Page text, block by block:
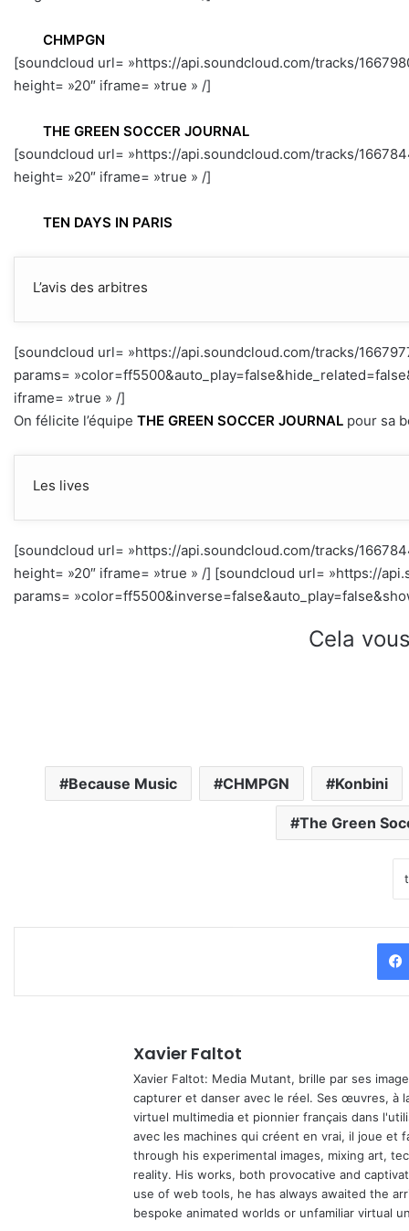
CHMPGN
[soundcloud url= »https://api.soundcloud.com/tracks/
height= »20″ iframe= »true » /]
THE GREEN SOCCER JOURNAL
[soundcloud url= »https://api.soundcloud.com/tracks/
height= »20″ iframe= »true » /]
TEN DAYS IN PARIS
L’avis des arbitres
[soundcloud url= »https://api.soundcloud.com/tracks/
params=
iframe= »true » /]
On félicite l’équipe THE GREEN SOCCER JOURNAL pour sa
Les lives
[soundcloud url= »https://api.soundcloud.com/tracks/
height= »20″ iframe= »true » /] [soundcloud url= »https://
params=
Cela
Because Music CHMPGN Konbini
The Green
Xavier Faltot
Xavier Faltot: Media Mutant, brille par ses
capturer et danser avec le réel. Ses œuvres, à
virtuel multimedia et pionnier français dans
avec les machines qui créent en vrai, il joue et
through his experimental images, mixing art,
reality. His works, both provocative and
use of web tools, he has always awaited the
bespoke animated worlds or unfamiliar virtual